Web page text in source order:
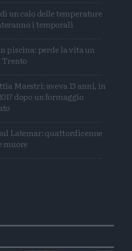
un calo delle temperature
i temporali
piscina: perde la vita un
Trento
Maestri: aveva 13 anni, in
dopo un formaggio
Latemar: quattordicenne
muore